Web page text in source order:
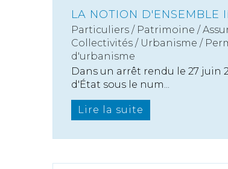
LA NOTION D'ENSEMBLE
Particuliers / Patrimoine /
Collectivités / Urbanisme /
d'urbanisme
Dans un arrêt rendu le 27 juin
d'État sous le num...
Lire la suite